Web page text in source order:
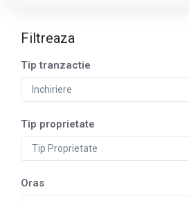
Filtreaza
Tip tranzactie
Inchiriere
Tip proprietate
Tip Proprietate
Oras